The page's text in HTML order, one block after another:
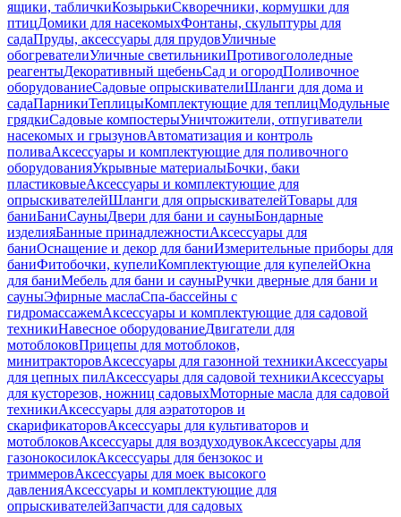
ящики, табличкиКозырькиСкворечники, кормушки для
птицДомики для насекомыхФонтаны, скульптуры для
садаПруды, аксессуары для прудовУличные
обогревателиУличные светильникиПротивогололедные
реагентыДекоративный щебеньСад и огородПоливочное
оборудованиеСадовые опрыскивателиШланги для дома и
садаПарникиТеплицыКомплектующие для теплицМодульные
грядкиСадовые компостерыУничтожители, отпугиватели
насекомых и грызуновАвтоматизация и контроль
поливаАксессуары и комплектующие для поливочного
оборудованияУкрывные материалыБочки, баки
пластиковыеАксессуары и комплектующие для
опрыскивателейШланги для опрыскивателейТовары для
баниБаниСауныДвери для бани и сауныБондарные
изделияБанные принадлежностиАксессуары для
баниОснащение и декор для баниИзмерительные приборы для
баниФитобочки, купелиКомплектующие для купелейОкна
для баниМебель для бани и сауныРучки дверные для бани и
сауныЭфирные маслаСпа-бассейны с
гидромассажемАксессуары и комплектующие для садовой
техникиНавесное оборудованиеДвигатели для
мотоблоковПрицепы для мотоблоков,
минитракторовАксессуары для газонной техникиАксессуары
для цепных пилАксессуары для садовой техникиАксессуары
для кусторезов, ножниц садовыхМоторные масла для садовой
техникиАксессуары для аэратоторов и
скарификаторовАксессуары для культиваторов и
мотоблоковАксессуары для воздуходувокАксессуары для
газонокосилокАксессуары для бензокос и
триммеровАксессуары для моек высокого
давленияАксессуары и комплектующие для
опрыскивателейЗапчасти для садовых